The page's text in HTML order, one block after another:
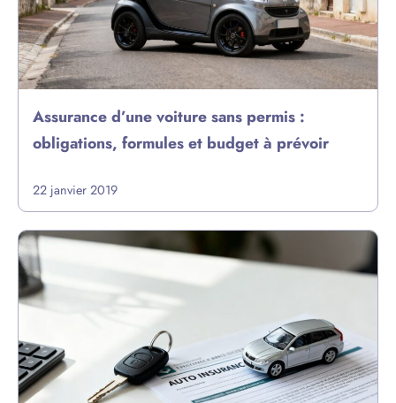
Assurance d’une voiture sans permis :
obligations, formules et budget à prévoir
22 janvier 2019